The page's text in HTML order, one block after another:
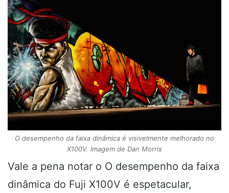
O desempenho da faixa dinâmica é visivelmente melhorado no
X100V. Imagem de Dan Morris
Vale a pena notar o O desempenho da faixa
dinâmica do Fuji X100V é espetacular,